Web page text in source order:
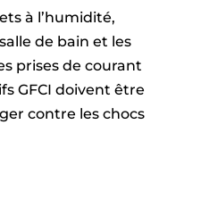
à l’humidité,
de bain et les
prises de courant
GFCI doivent être
contre les chocs